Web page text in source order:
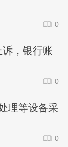
0
，银行账
0
理等设备采
0